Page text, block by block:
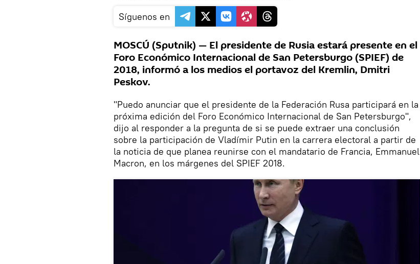
Síguenos en
MOSCÚ (Sputnik) — El presidente de Rusia estará presente en el
Foro Económico Internacional de San Petersburgo (SPIEF) de
2018, informó a los medios el portavoz del Kremlin, Dmitri
Peskov.
"Puedo anunciar que el presidente de la Federación Rusa participará en la
próxima edición del Foro Económico Internacional de San Petersburgo",
dijo al responder a la pregunta de si se puede extraer una conclusión
sobre la participación de Vladímir Putin en la carrera electoral a partir de
la noticia de que planea reunirse con el mandatario de Francia, Emmanuel
Macron, en los márgenes del SPIEF 2018.